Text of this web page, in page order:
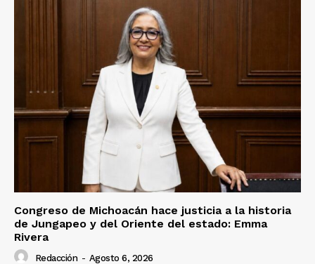
Congreso de Michoacán hace justicia a la historia
de Jungapeo y del Oriente del estado: Emma
Rivera
Redacción - Agosto 6, 2026